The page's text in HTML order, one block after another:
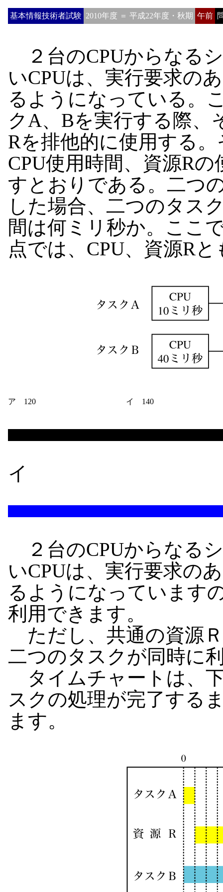
基本情報技術者試験 2010年度 ＝ 平成22年度・秋期 午前
２台のCPUからなる
いCPUは、実行要求の
るようになっている。
クA、Bを実行する際、
Rを排他的に使用する
CPU使用時間、資源R
すとおりである。二つ
した場合、二つのタス
間は何ミリ秒か。ここ
点では、CPU、資源R
ア 120 イ 140
イ
２台のCPUからなる
いCPUは、実行要求の
るようになっています
利用できます。
ただし、共通の資源
二つのタスクが同時に
タイムチャートは、
スクの処理が完了する
ます。